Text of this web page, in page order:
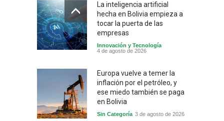
La inteligencia artificial
hecha en Bolivia empieza a
tocar la puerta de las
empresas
Innovación y Tecnología
4 de agosto de 2026
Europa vuelve a temer la
inflación por el petróleo, y
ese miedo también se paga
en Bolivia
Sin Categoría 3 de agosto de 2026